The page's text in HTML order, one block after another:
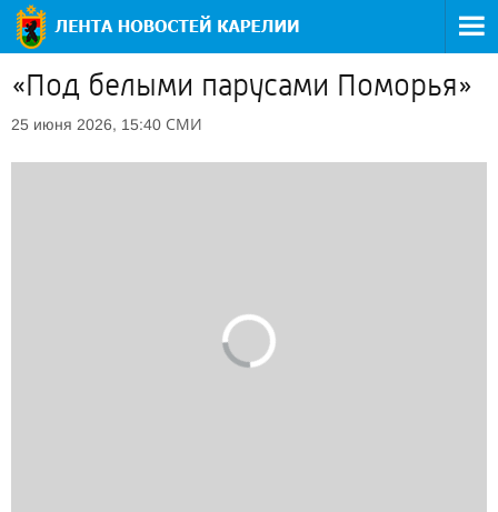
«Под белыми парусами Поморья»
25 июня 2026, 15:40 СМИ